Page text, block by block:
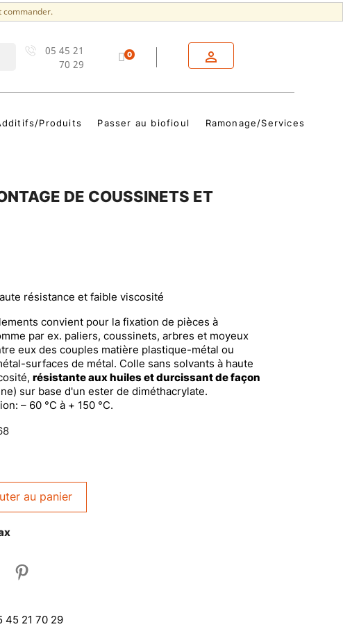
commander.
05 45 21
70 29
0 
Produits Passer au biofioul Ramonage/Services
DE COUSSINETS ET
résistance et faible viscosité
convient pour la fixation de pièces à
par ex. paliers, coussinets, arbres et moyeux
eux des couples matière plastique-métal ou
surfaces de métal. Colle sans solvants à haute
résistante aux huiles et durcissant de façon
sur base d'un ester de diméthacrylate.
– 60 °C à + 150 °C.
au panier
45 21 70 29